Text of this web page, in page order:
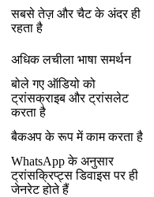
सबसे तेज़ और चैट के अंदर ही
रहता है
अधिक लचीला भाषा समर्थन
बोले गए ऑडियो को
ट्रांसक्राइब और ट्रांसलेट
करता है
बैकअप के रूप में काम करता है
WhatsApp के अनुसार
ट्रांसक्रिप्ट्स डिवाइस पर ही
जेनरेट होते हैं